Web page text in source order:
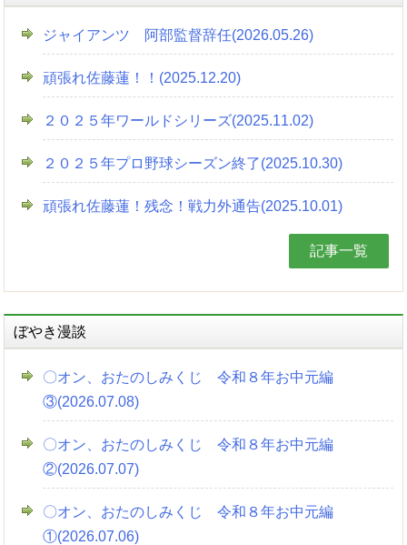
ジャイアンツ 阿部監督辞任(2026.05.26)
頑張れ佐藤蓮！！(2025.12.20)
２０２５年ワールドシリーズ(2025.11.02)
２０２５年プロ野球シーズン終了(2025.10.30)
頑張れ佐藤蓮！残念！戦力外通告(2025.10.01)
記事一覧
ぼやき漫談
〇オン、おたのしみくじ 令和８年お中元編
③(2026.07.08)
〇オン、おたのしみくじ 令和８年お中元編
②(2026.07.07)
〇オン、おたのしみくじ 令和８年お中元編
①(2026.07.06)